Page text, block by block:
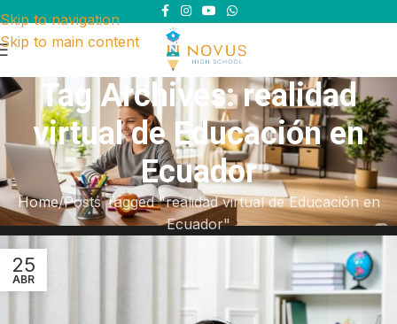
Skip to navigation
Skip to main content
Tag Archives: realidad
virtual de Educación en
Ecuador
Home Posts Tagged "realidad virtual de Educación en
Ecuador"
25
ABR